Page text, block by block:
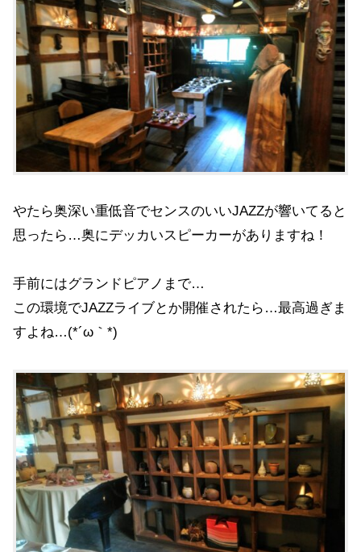
やたら奥深い重低音でセンスのいいJAZZが響いてると
思ったら…奥にデッカいスピーカーがありますね！
手前にはグランドピアノまで…
この環境でJAZZライブとか開催されたら…最高過ぎま
すよね…(*´ω｀*)